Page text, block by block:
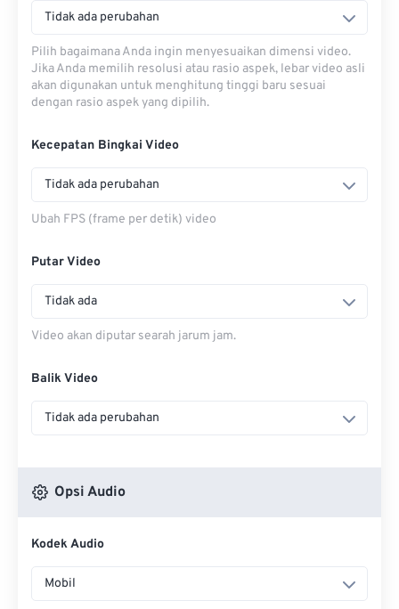
Tidak ada perubahan
Pilih bagaimana Anda ingin menyesuaikan dimensi video.
Jika Anda memilih resolusi atau rasio aspek, lebar video asli
akan digunakan untuk menghitung tinggi baru sesuai
dengan rasio aspek yang dipilih.
Kecepatan Bingkai Video
Tidak ada perubahan
Ubah FPS (frame per detik) video
Putar Video
Tidak ada
Video akan diputar searah jarum jam.
Balik Video
Tidak ada perubahan
Opsi Audio
Kodek Audio
Mobil